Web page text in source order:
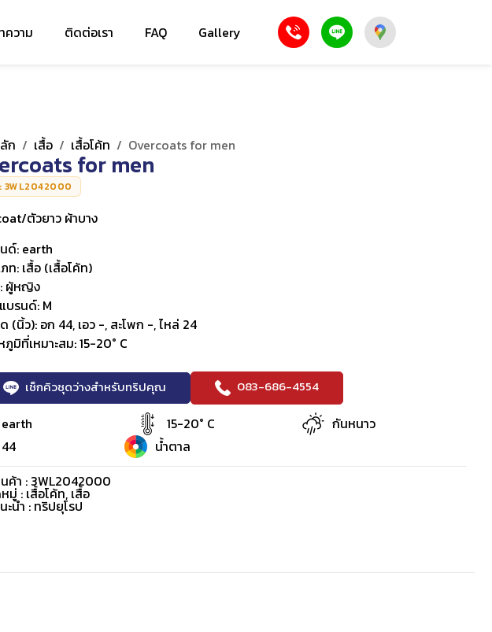
ความ ติดต่อเรา FAQ Gallery
ก / เสื้อ / เสื้อโค้ท / Overcoats for men
for men
3WL2042000
ตัวยาว ผ้าบาง
ด์: earth
ภท: เสื้อ (เสื้อโค้ท)
: ผู้หญิง
บรนด์: M
(นิ้ว): อก 44, เอว -, สะโพก -, ไหล่ 24
มิที่เหมาะสม: 15-20° C
เช็กคิวชุดว่างสำหรับทริปคุณ 083-686-4554
earth 15-20° C
กันหนาว
44
น้ำตาล
ค้า : 3WL2042000
มู่ : เสื้อโค้ท, เสื้อ
ะนำ : ทริปยุโรป